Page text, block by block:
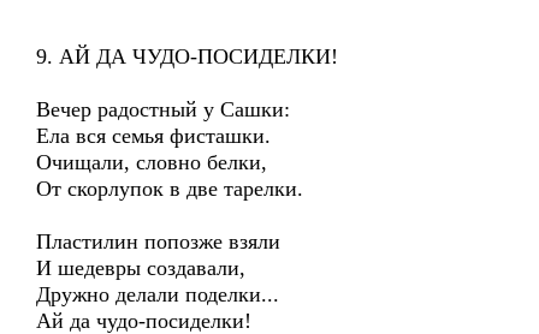
9. АЙ ДА ЧУДО-ПОСИДЕЛКИ!
Вечер радостный у Сашки:
Ела вся семья фисташки.
Очищали, словно белки,
От скорлупок в две тарелки.
Пластилин попозже взяли
И шедевры создавали,
Дружно делали поделки...
Ай да чудо-посиделки!